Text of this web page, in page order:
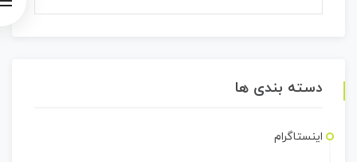
دسته بندی ها
اینستاگرام